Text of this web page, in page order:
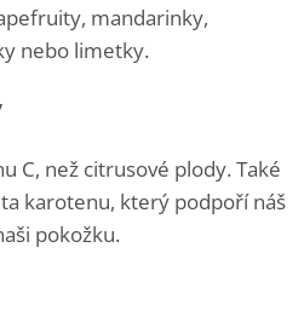
mandarinky,
nebo limetky.
C, než citrusové plody. Také
karotenu, který podpoří náš
pokožku.